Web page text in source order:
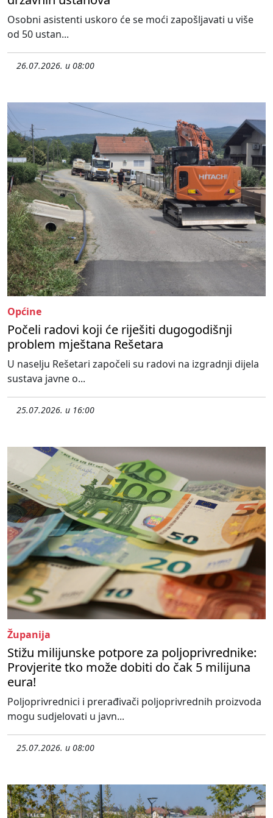
Osobni asistenti uskoro će se moći zapošljavati u više
od 50 ustan...
26.07.2026. u 08:00
Općine
Počeli radovi koji će riješiti dugogodišnji
problem mještana Rešetara
U naselju Rešetari započeli su radovi na izgradnji dijela
sustava javne o...
25.07.2026. u 16:00
Županija
Stižu milijunske potpore za poljoprivrednike:
Provjerite tko može dobiti do čak 5 milijuna
eura!
Poljoprivrednici i prerađivači poljoprivrednih proizvoda
mogu sudjelovati u javn...
25.07.2026. u 08:00